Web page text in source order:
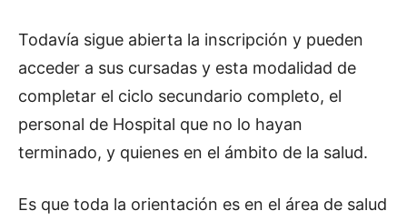
Todavía sigue abierta la inscripción y pueden
acceder a sus cursadas y esta modalidad de
completar el ciclo secundario completo, el
personal de Hospital que no lo hayan
terminado, y quienes en el ámbito de la salud.
Es que toda la orientación es en el área de salud